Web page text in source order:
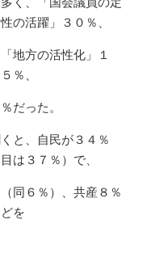
の活躍」３０％、
地方の活性化」１
％、
だった。
と、自民が３４％
は３７％）で、
同６％）、共産８％
を